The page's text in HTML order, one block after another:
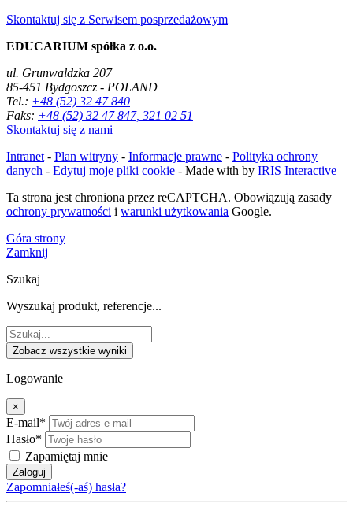
Skontaktuj się z Serwisem posprzedażowym
EDUCARIUM spółka z o.o.
ul. Grunwaldzka 207
85-451 Bydgoszcz - POLAND
Tel.: +48 (52) 32 47 840
Faks: +48 (52) 32 47 847, 321 02 51
Skontaktuj się z nami
Intranet - Plan witryny - Informacje prawne - Polityka ochrony
danych - Edytuj moje pliki cookie - Made with by IRIS Interactive
Ta strona jest chroniona przez reCAPTCHA. Obowiązują zasady
ochrony prywatności i warunki użytkowania Google.
Góra strony
Zamknij
Szukaj
Wyszukaj produkt, referencje...
Zobacz wszystkie wyniki
Logowanie
×
E-mail*
Hasło*
Zapamiętaj mnie
Zaloguj
Zapomniałeś(-aś) hasła?